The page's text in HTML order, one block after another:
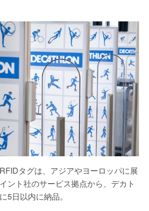
タグは、アジアやヨーロッパに展
ント社のサービス拠点から、デカト
5日以内に納品。